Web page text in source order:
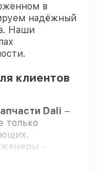
в
надёжный
Наши
клиентов
Dali –
только
–